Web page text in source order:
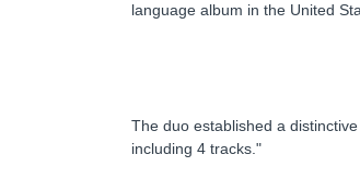
language album in the United
The duo established a
including 4 tracks."